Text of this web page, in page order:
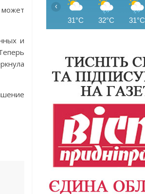
и
31°C 32°C 31°C
‹